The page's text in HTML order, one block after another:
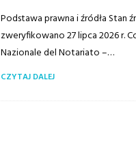
Podstawa prawna i źródła Stan
zweryfikowano 27 lipca 2026 r.
Nazionale del Notariato –…
CZYTAJ DALEJ